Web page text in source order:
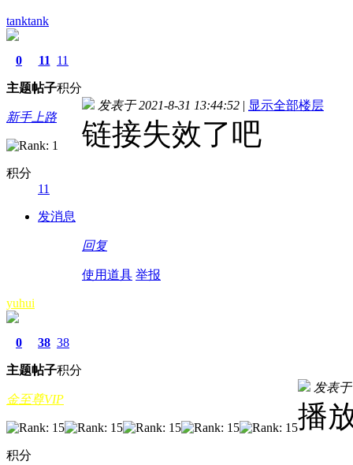
tanktank
0
主题
11
帖子
11
积分
新手上路
积分
11
发消息
发表于 2021-8-31 13:44:52 | 显示全部楼层
链接失效了吧
回复
使用道具 举报
yuhui
0
主题
38
帖子
38
积分
金至尊VIP
积分
发表于
播